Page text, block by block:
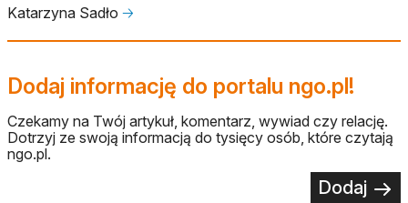
Katarzyna Sadło 🡢
Dodaj informację do portalu ngo.pl!
Czekamy na Twój artykuł, komentarz, wywiad czy relację.
Dotrzyj ze swoją informacją do tysięcy osób, które czytają
ngo.pl.
Dodaj